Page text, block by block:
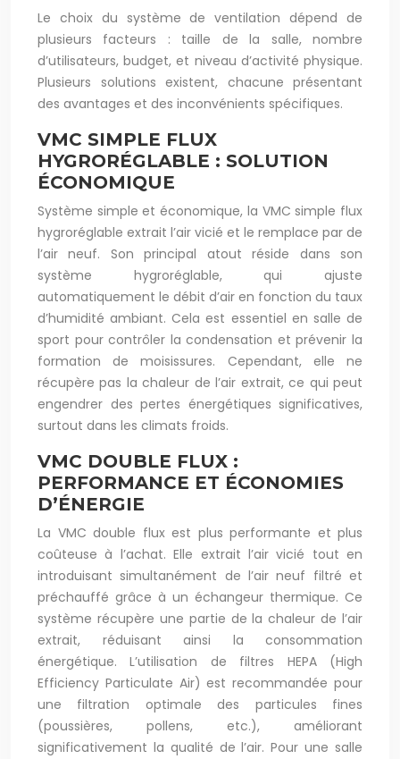
Le choix du système de ventilation dépend de
plusieurs facteurs : taille de la salle, nombre
d’utilisateurs, budget, et niveau d’activité physique.
Plusieurs solutions existent, chacune présentant
des avantages et des inconvénients spécifiques.
VMC SIMPLE FLUX
HYGRORÉGLABLE : SOLUTION
ÉCONOMIQUE
Système simple et économique, la VMC simple flux
hygroréglable extrait l’air vicié et le remplace par de
l’air neuf. Son principal atout réside dans son
système hygroréglable, qui ajuste
automatiquement le débit d’air en fonction du taux
d’humidité ambiant. Cela est essentiel en salle de
sport pour contrôler la condensation et prévenir la
formation de moisissures. Cependant, elle ne
récupère pas la chaleur de l’air extrait, ce qui peut
engendrer des pertes énergétiques significatives,
surtout dans les climats froids.
VMC DOUBLE FLUX :
PERFORMANCE ET ÉCONOMIES
D’ÉNERGIE
La VMC double flux est plus performante et plus
coûteuse à l’achat. Elle extrait l’air vicié tout en
introduisant simultanément de l’air neuf filtré et
préchauffé grâce à un échangeur thermique. Ce
système récupère une partie de la chaleur de l’air
extrait, réduisant ainsi la consommation
énergétique. L’utilisation de filtres HEPA (High
Efficiency Particulate Air) est recommandée pour
une filtration optimale des particules fines
(poussières, pollens, etc.), améliorant
significativement la qualité de l’air. Pour une salle